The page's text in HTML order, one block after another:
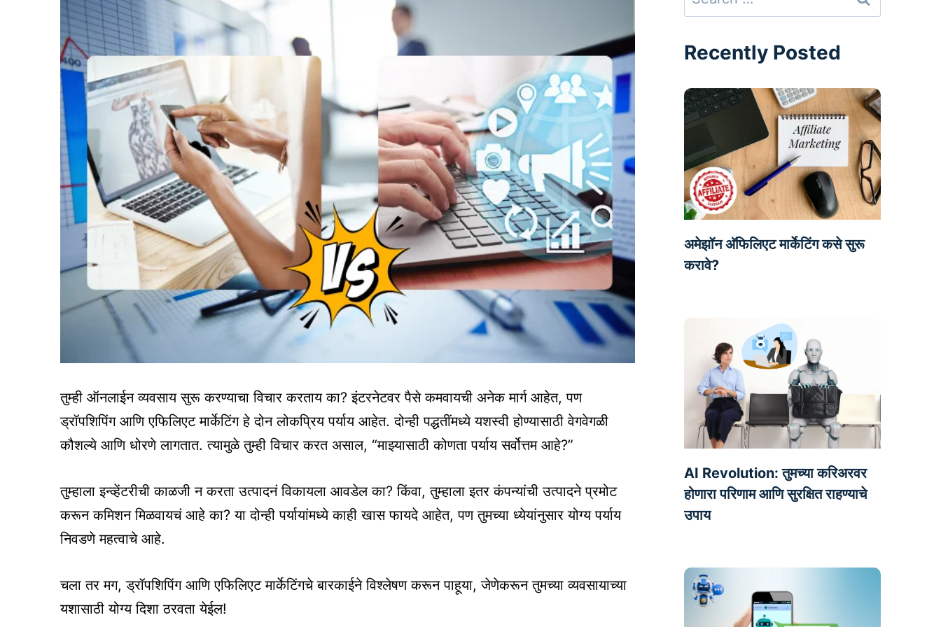
तुम्ही ऑनलाईन व्यवसाय सुरू करण्याचा विचार करताय का? इंटरनेटवर पैसे कमवायची अनेक मार्ग आहेत, पण
ड्रॉपशिपिंग आणि एफिलिएट मार्केटिंग हे दोन लोकप्रिय पर्याय आहेत. दोन्ही पद्धतींमध्ये यशस्वी होण्यासाठी वेगवेगळी
कौशल्ये आणि धोरणे लागतात. त्यामुळे तुम्ही विचार करत असाल, “माझ्यासाठी कोणता पर्याय सर्वोत्तम आहे?”
तुम्हाला इन्व्हेंटरीची काळजी न करता उत्पादनं विकायला आवडेल का? किंवा, तुम्हाला इतर कंपन्यांची उत्पादने प्रमोट
करून कमिशन मिळवायचं आहे का? या दोन्ही पर्यायांमध्ये काही खास फायदे आहेत, पण तुमच्या ध्येयांनुसार योग्य पर्याय
निवडणे महत्वाचे आहे.
चला तर मग, ड्रॉपशिपिंग आणि एफिलिएट मार्केटिंगचे बारकाईने विश्लेषण करून पाहूया, जेणेकरून तुमच्या व्यवसायाच्या
यशासाठी योग्य दिशा ठरवता येईल!
for:
Recently Posted
अमेझॉन अ‍ॅफिलिएट मार्केटिंग कसे सुरू
करावे?
AI Revolution: तुमच्या करिअरवर
होणारा परिणाम आणि सुरक्षित राहण्याचे
उपाय